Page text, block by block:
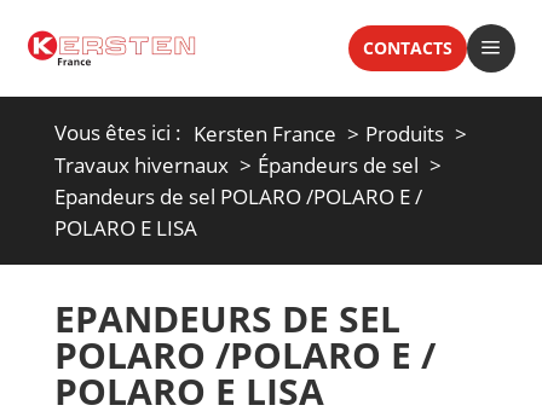
CONTACTS a
Vous êtes ici : Kersten France
Produits
Travaux hivernaux
Épandeurs de sel
Epandeurs de sel POLARO /POLARO E /
POLARO E LISA
EPANDEURS DE SEL
POLARO /POLARO E /
POLARO E LISA